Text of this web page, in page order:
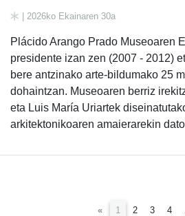
| 2026ko Ekainaren 30a
Plácido Arango Prado Museoaren
presidente izan zen (2007 - 2012)
bere antzinako arte-bildumako 25
dohaintzan. Museoaren berriz
eta Luis María Uriartek
arkitektonikoaren amaierarekin
« 1 (current)
2 3 4